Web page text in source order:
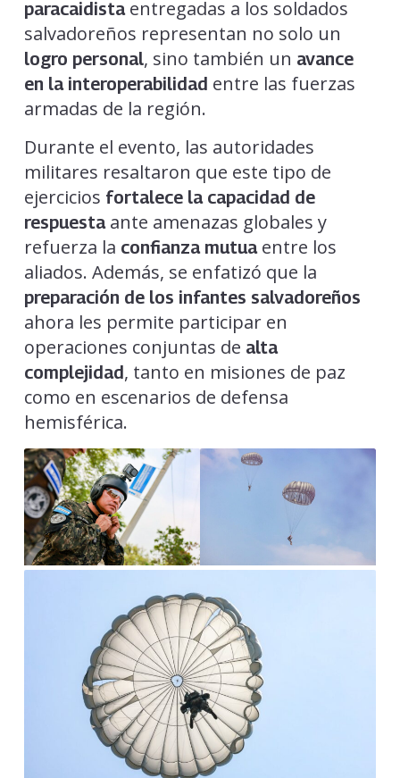
paracaidistaentregadas a los soldados
salvadoreños representan no solo un
logro personal, sino también un avance
en la interoperabilidad entre las fuerzas
armadas de la región.
Durante el evento, las autoridades
militares resaltaron que este tipo de
ejercicios fortalece la capacidad de
respuestaante amenazas globales y
refuerza la confianza mutuaentre los
aliados. Además, se enfatizó que la
preparación de los infantes salvadoreños
ahora les permite participar en
operaciones conjuntas de alta
complejidad, tanto en misiones de paz
como en escenarios de defensa
hemisférica.